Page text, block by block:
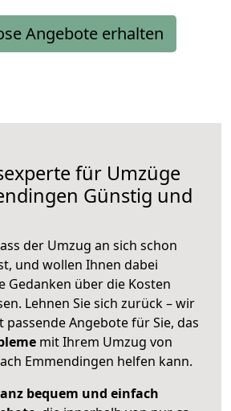
Angebote erhalten
für Umzüge
Günstig und
der Umzug an sich schon
und wollen Ihnen dabei
Gedanken über die Kosten
Lehnen Sie sich zurück – wir
Angebote für Sie, das
mit Ihrem Umzug von
Emmendingen helfen kann.
bequem und einfach